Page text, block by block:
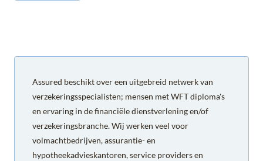
Assured beschikt over een uitgebreid netwerk van
verzekeringsspecialisten; mensen met WFT diploma's
en ervaring in de financiële dienstverlening en/of
verzekeringsbranche. Wij werken veel voor
volmachtbedrijven, assurantie- en
hypotheekadvieskantoren, service providers en